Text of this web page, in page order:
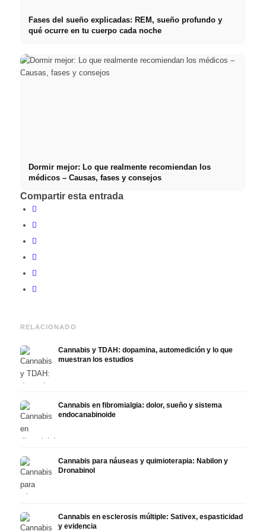
Fases del sueño explicadas: REM, sueño profundo y
qué ocurre en tu cuerpo cada noche
Dormir mejor: Lo que realmente recomiendan los
médicos – Causas, fases y consejos
Compartir esta entrada
RELACIONADO
Cannabis y TDAH: dopamina, automedición y lo que
muestran los estudios
Cannabis en fibromialgia: dolor, sueño y sistema
endocanabinoide
Cannabis para náuseas y quimioterapia: Nabilon y
Dronabinol
Cannabis en esclerosis múltiple: Sativex, espasticidad
y evidencia